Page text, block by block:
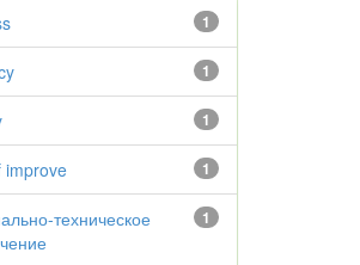
1
1
1
1
improve
1
техническое